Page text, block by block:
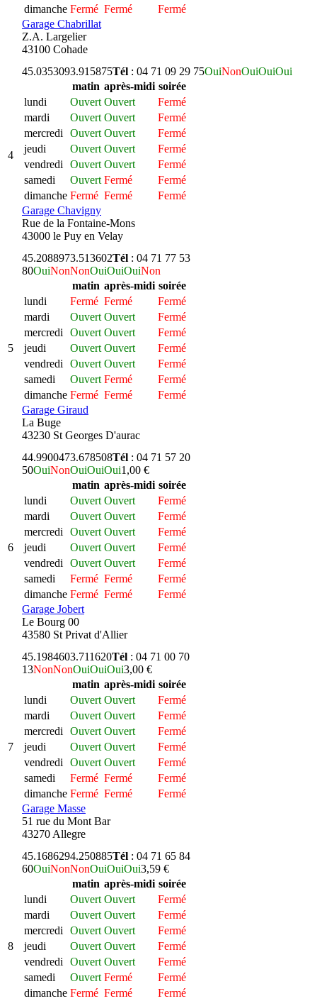
dimanche Fermé Fermé
Fermé
Garage Chabrillat
Z.A. Largelier
43100 Cohade
4
45.0353093.915875Tél : 04 71 09 29 75OuiNonOuiOuiOui
matin après-midi soirée
lundi
Ouvert Ouvert
Fermé
mardi
Ouvert Ouvert
Fermé
mercredi
Ouvert Ouvert
Fermé
jeudi
Ouvert Ouvert
Fermé
vendredi
Ouvert Ouvert
Fermé
samedi
Ouvert Fermé
Fermé
dimanche Fermé Fermé
Fermé
Garage Chavigny
Rue de la Fontaine-Mons
43000 le Puy en Velay
5
45.2088973.513602Tél : 04 71 77 53
80OuiNonNonOuiOuiOuiNon
matin après-midi soirée
lundi
Fermé Fermé
Fermé
mardi
Ouvert Ouvert
Fermé
mercredi
Ouvert Ouvert
Fermé
jeudi
Ouvert Ouvert
Fermé
vendredi
Ouvert Ouvert
Fermé
samedi
Ouvert Fermé
Fermé
dimanche Fermé Fermé
Fermé
Garage Giraud
La Buge
43230 St Georges D'aurac
6
44.9900473.678508Tél : 04 71 57 20
50OuiNonOuiOuiOui1,00 €
matin après-midi soirée
lundi
Ouvert Ouvert
Fermé
mardi
Ouvert Ouvert
Fermé
mercredi
Ouvert Ouvert
Fermé
jeudi
Ouvert Ouvert
Fermé
vendredi
Ouvert Ouvert
Fermé
samedi
Fermé Fermé
Fermé
dimanche Fermé Fermé
Fermé
Garage Jobert
Le Bourg 00
43580 St Privat d'Allier
7
45.1984603.711620Tél : 04 71 00 70
13NonNonOuiOuiOui3,00 €
matin après-midi soirée
lundi
Ouvert Ouvert
Fermé
mardi
Ouvert Ouvert
Fermé
mercredi
Ouvert Ouvert
Fermé
jeudi
Ouvert Ouvert
Fermé
vendredi
Ouvert Ouvert
Fermé
samedi
Fermé Fermé
Fermé
dimanche Fermé Fermé
Fermé
Garage Masse
51 rue du Mont Bar
43270 Allegre
8
45.1686294.250885Tél : 04 71 65 84
60OuiNonNonOuiOuiOui3,59 €
matin après-midi soirée
lundi
Ouvert Ouvert
Fermé
mardi
Ouvert Ouvert
Fermé
mercredi
Ouvert Ouvert
Fermé
jeudi
Ouvert Ouvert
Fermé
vendredi
Ouvert Ouvert
Fermé
samedi
Ouvert Fermé
Fermé
dimanche Fermé Fermé
Fermé